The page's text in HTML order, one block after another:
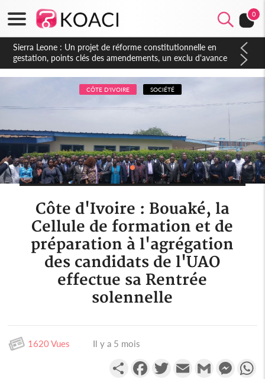
0
Sierra Leone : Un projet de réforme constitutionnelle en
gestation, points clés des amendements, un exclu d'avance
CÔTE D'IVOIRE SOCIÉTÉ
Côte d'Ivoire : Bouaké, la
Cellule de formation et de
préparation à l'agrégation
des candidats de l'UAO
effectue sa Rentrée
solennelle
1620 Vues Il y a 5 mois
PartagerFacebookTwitterEmail Gmail